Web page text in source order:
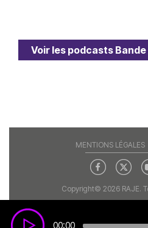
Voir les podcasts
00:00
MENTIONS LÉGALES
Copyright© 2026 RAJE.